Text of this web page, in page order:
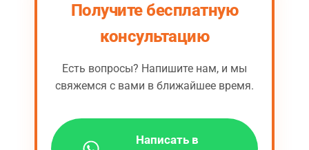
Получите бесплатную
консультацию
Есть вопросы? Напишите нам, и мы
свяжемся с вами в ближайшее время.
Написать в